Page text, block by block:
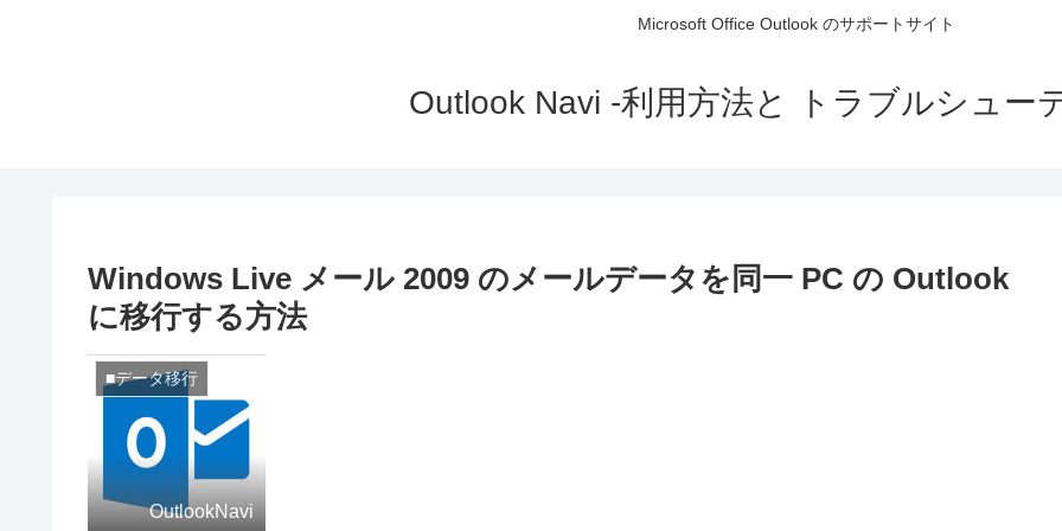
Microsoft Office Outlook のサポートサイト
Outlook Navi -利用方法と トラブルシュー
Windows Live メール 2009 のメールデータを同一 PC の Outlook
に移行する方法
■データ移行
OutlookNavi